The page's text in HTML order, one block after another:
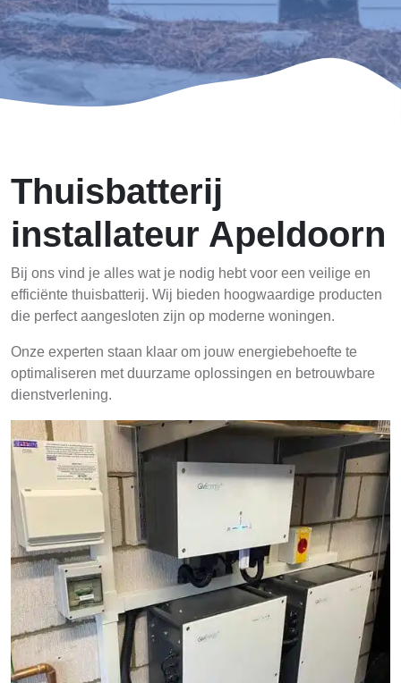
Thuisbatterij
installateur Apeldoorn
Bij ons vind je alles wat je nodig hebt voor een veilige en
efficiënte thuisbatterij. Wij bieden hoogwaardige producten
die perfect aangesloten zijn op moderne woningen.
Onze experten staan klaar om jouw energiebehoefte te
optimaliseren met duurzame oplossingen en betrouwbare
dienstverlening.